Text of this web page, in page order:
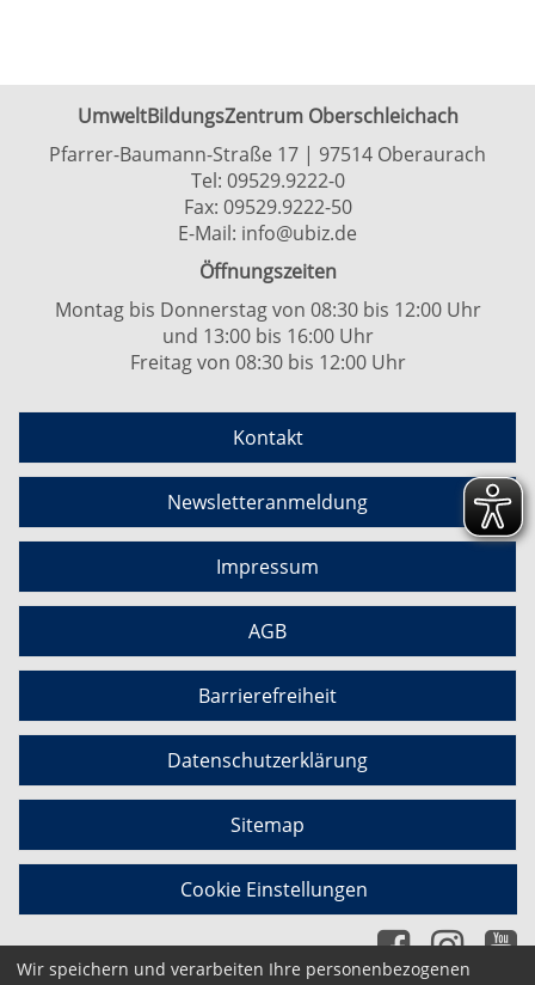
UmweltBildungsZentrum Oberschleichach
Pfarrer-Baumann-Straße 17 | 97514 Oberaurach
Tel: 09529.9222-0
Fax: 09529.9222-50
E-Mail: info@ubiz.de
Öffnungszeiten
Montag bis Donnerstag von 08:30 bis 12:00 Uhr
und 13:00 bis 16:00 Uhr
Freitag von 08:30 bis 12:00 Uhr
Kontakt
Newsletteranmeldung
Impressum
AGB
Barrierefreiheit
Datenschutzerklärung
Sitemap
Cookie Einstellungen
Wir speichern und verarbeiten Ihre personenbezogenen